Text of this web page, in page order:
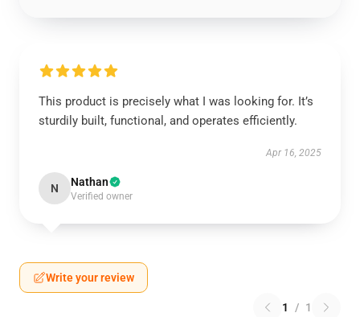
This product is precisely what I was looking for. It’s
sturdily built, functional, and operates efficiently.
Apr 16, 2025
N Nathan
Verified owner
Write your review
1 / 1